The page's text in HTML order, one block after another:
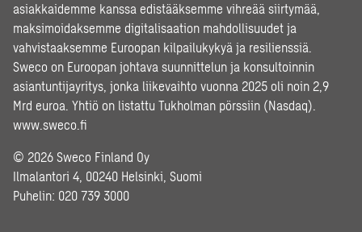
asiakkaidemme kanssa edistääksemme vihreää siirtymää,
maksimoidaksemme digitalisaation mahdollisuudet ja
vahvistaaksemme Euroopan kilpailukykyä ja resilienssiä.
Sweco on Euroopan johtava suunnittelun ja konsultoinnin
asiantuntijayritys, jonka liikevaihto vuonna 2025 oli noin 2,9
Mrd euroa. Yhtiö on listattu Tukholman pörssiin (Nasdaq).
www.sweco.fi
© 2026 Sweco Finland Oy
Ilmalantori 4, 00240 Helsinki, Suomi
Puhelin: 020 739 3000